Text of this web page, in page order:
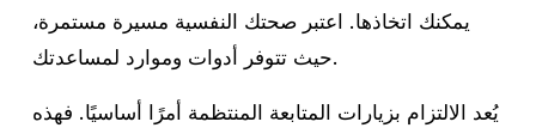
يمكنك اتخاذها. اعتبر صحتك النفسية مسيرة مستمرة،
حيث تتوفر أدوات وموارد لمساعدتك.
يُعد الالتزام بزيارات المتابعة المنتظمة أمرًا أساسيًا. فهذه